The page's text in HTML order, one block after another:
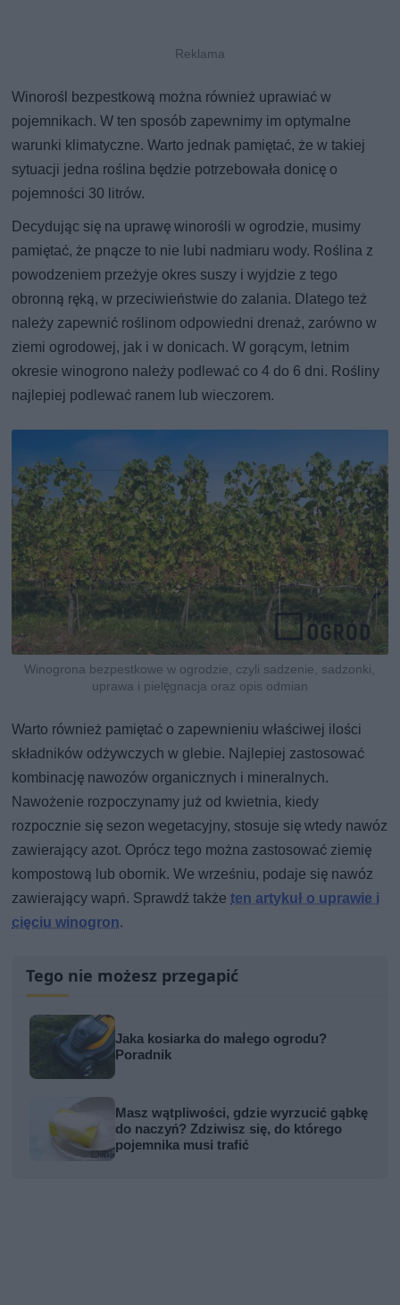
Winorośl bezpestkową można również uprawiać w
pojemnikach. W ten sposób zapewnimy im optymalne
warunki klimatyczne. Warto jednak pamiętać, że w takiej
sytuacji jedna roślina będzie potrzebowała donicę o
pojemności 30 litrów.
Decydując się na uprawę winorośli w ogrodzie, musimy
pamiętać, że pnącze to nie lubi nadmiaru wody. Roślina z
powodzeniem przeżyje okres suszy i wyjdzie z tego
obronną ręką, w przeciwieństwie do zalania. Dlatego też
należy zapewnić roślinom odpowiedni drenaż, zarówno w
ziemi ogrodowej, jak i w donicach. W gorącym, letnim
okresie winogrono należy podlewać co 4 do 6 dni. Rośliny
najlepiej podlewać ranem lub wieczorem.
Winogrona bezpestkowe w ogrodzie, czyli sadzenie, sadzonki,
uprawa i pielęgnacja oraz opis odmian
Warto również pamiętać o zapewnieniu właściwej ilości
składników odżywczych w glebie. Najlepiej zastosować
kombinację nawozów organicznych i mineralnych.
Nawożenie rozpoczynamy już od kwietnia, kiedy
rozpocznie się sezon wegetacyjny, stosuje się wtedy nawóz
zawierający azot. Oprócz tego można zastosować ziemię
kompostową lub obornik. We wrześniu, podaje się nawóz
zawierający wapń. Sprawdź takżeten artykuł o uprawie i
cięciu winogron.
Tego nie możesz przegapić
Jaka kosiarka do małego ogrodu?
Poradnik
Masz wątpliwości, gdzie wyrzucić gąbkę
do naczyń? Zdziwisz się, do którego
pojemnika musi trafić